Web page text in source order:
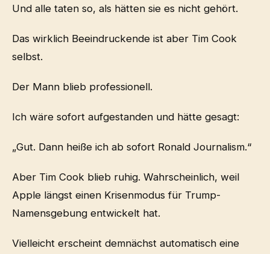
Und alle taten so, als hätten sie es nicht gehört.
Das wirklich Beeindruckende ist aber Tim Cook
selbst.
Der Mann blieb professionell.
Ich wäre sofort aufgestanden und hätte gesagt:
„Gut. Dann heiße ich ab sofort Ronald Journalism.“
Aber Tim Cook blieb ruhig. Wahrscheinlich, weil
Apple längst einen Krisenmodus für Trump-
Namensgebung entwickelt hat.
Vielleicht erscheint demnächst automatisch eine